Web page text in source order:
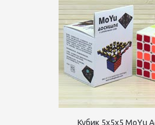
Кубик 5х5х5 MoYu